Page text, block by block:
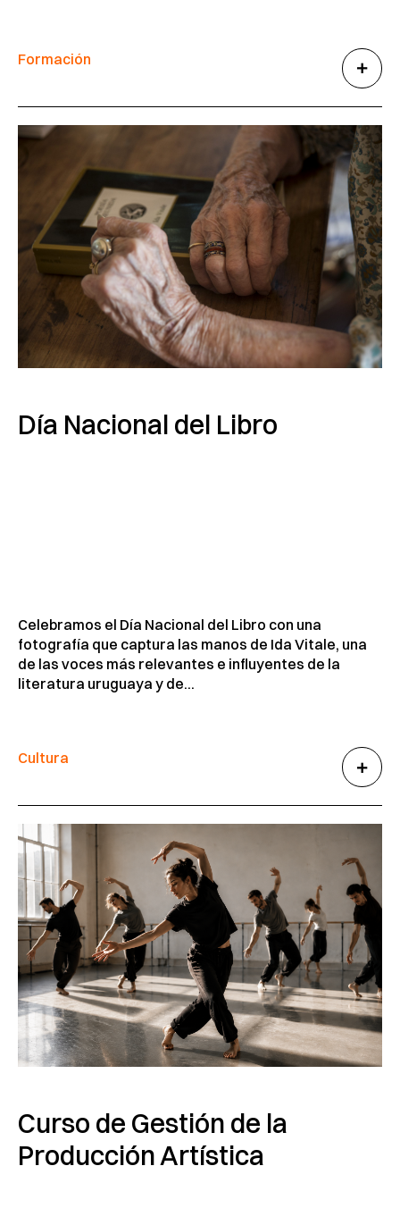
Formación
Día Nacional del Libro
Celebramos el Día Nacional del Libro con una
fotografía que captura las manos de Ida Vitale, una
de las voces más relevantes e influyentes de la
literatura uruguaya y de...
Cultura
Curso de Gestión de la
Producción Artística